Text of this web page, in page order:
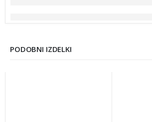
PODOBNI IZDELKI